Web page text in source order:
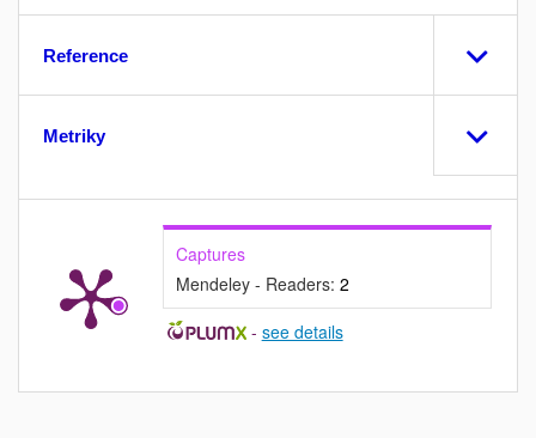
Reference
Metriky
Captures
Mendeley - Readers: 2
- see details